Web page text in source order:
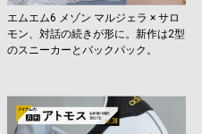
エムエム6 メゾン マルジェラ × サロ
モン、対話の続きが形に。新作は2型
のスニーカーとバックパック。